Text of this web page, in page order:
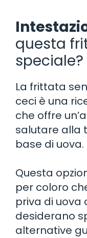
questa
speciale?
La frittata
ceci è una
che offre
salutare alla
base di uova.
Questa
per coloro
priva di uova
desiderano
alternative